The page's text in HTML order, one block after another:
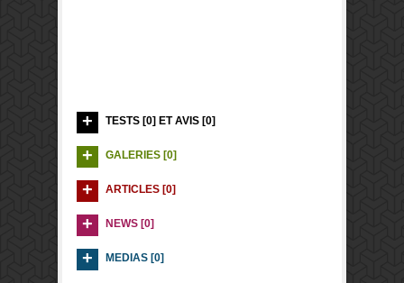
TESTS [0] ET AVIS [0]
GALERIES [0]
ARTICLES [0]
NEWS [0]
MEDIAS [0]